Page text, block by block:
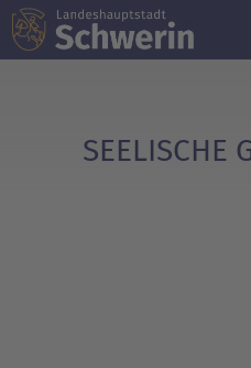
Sie sind hier: Seelische Gesundheit
SEELISCHE